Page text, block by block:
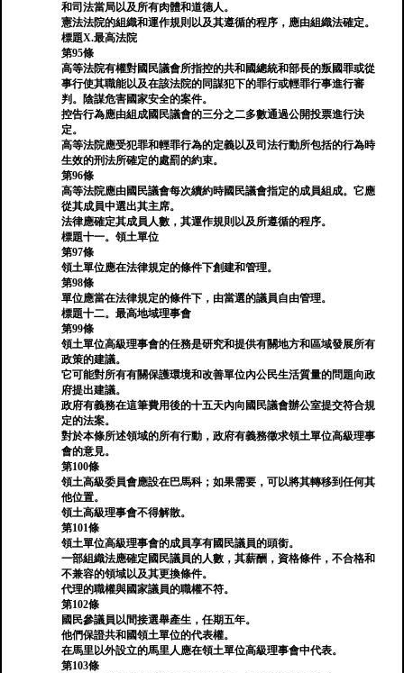
和司法當局以及所有肉體和道德人。
憲法法院的組織和運作規則以及其遵循的程序，應由組織法確定。
標題X.最高法院
第95條
高等法院有權對國民議會所指控的共和國總統和部長的叛國罪或從
事行使其職能以及在該法院的同謀犯下的罪行或輕罪行事進行審
判。陰謀危害國家安全的案件。
控告行為應由組成國民議會的三分之二多數通過公開投票進行決
定。
高等法院應受犯罪和輕罪行為的定義以及司法行動所包括的行為時
生效的刑法所確定的處罰的約束。
第96條
高等法院應由國民議會每次續約時國民議會指定的成員組成。它應
從其成員中選出其主席。
法律應確定其成員人數，其運作規則以及所遵循的程序。
標題十一。領土單位
第97條
領土單位應在法律規定的條件下創建和管理。
第98條
單位應當在法律規定的條件下，由當選的議員自由管理。
標題十二。最高地域理事會
第99條
領土單位高級理事會的任務是研究和提供有關地方和區域發展所有
政策的建議。
它可能對所有有關保護環境和改善單位內公民生活質量的問題向政
府提出建議。
政府有義務在這筆費用後的十五天內向國民議會辦公室提交符合規
定的法案。
對於本條所述領域的所有行動，政府有義務徵求領土單位高級理事
會的意見。
第100條
領土高級委員會應設在巴馬科；如果需要，可以將其轉移到任何其
他位置。
領土高級理事會不得解散。
第101條
領土單位高級理事會的成員享有國民議員的頭銜。
一部組織法應確定國民議員的人數，其薪酬，資格條件，不合格和
不兼容的領域以及其更換條件。
代理的職權與國家議員的職權不符。
第102條
國民參議員以間接選舉產生，任期五年。
他們保證共和國領土單位的代表權。
在馬里以外設立的馬里人應在領土單位高級理事會中代表。
第103條